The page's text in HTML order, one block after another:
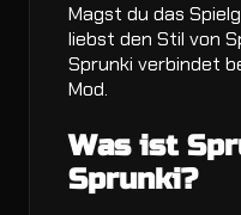
Magst du das
liebst den Stil von
Sprunki verbindet
Mod.
Was ist
Sprunki?